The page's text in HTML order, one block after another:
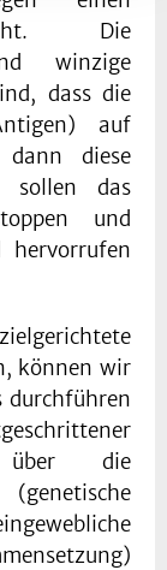
Die
winzige
dass die
auf
diese
sollen das
und
hervorrufen
können wir
durchführen
über die
(genetische